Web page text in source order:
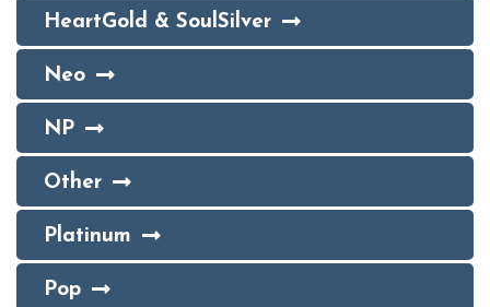
HeartGold & SoulSilver
Neo
NP
Other
Platinum
Pop